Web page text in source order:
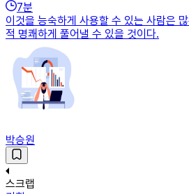
7분
이것을 능숙하게 사용할 수 있는 사람은
적 명쾌하게 풀어낼 수 있을 것이다.
박승원
스크랩